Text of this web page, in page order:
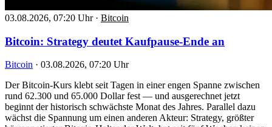
03.08.2026, 07:20 Uhr · Bitcoin
Bitcoin: Strategy deutet Kaufpause-Ende an
Bitcoin · 03.08.2026, 07:20 Uhr
Der Bitcoin-Kurs klebt seit Tagen in einer engen Spanne zwischen
rund 62.300 und 65.000 Dollar fest — und ausgerechnet jetzt
beginnt der historisch schwächste Monat des Jahres. Parallel dazu
wächst die Spannung um einen anderen Akteur: Strategy, größter